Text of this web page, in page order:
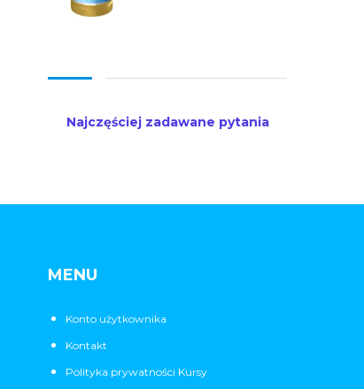
Najczęściej zadawane pytania
MENU
Konto użytkownika
Kontakt
Polityka prywatności Kursy